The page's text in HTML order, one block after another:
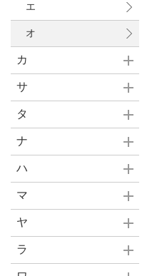
エ
オ
カ
サ
タ
ナ
ハ
マ
ヤ
ラ